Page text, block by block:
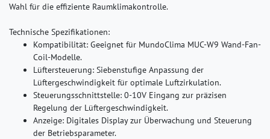
Wahl für die effiziente Raumklimakontrolle.
Technische Spezifikationen:
Kompatibilität: Geeignet für MundoClima MUC-W9 Wand-Fan-
Coil-Modelle.
Lüftersteuerung: Siebenstufige Anpassung der
Lüftergeschwindigkeit für optimale Luftzirkulation.
Steuerungsschnittstelle: 0-10V Eingang zur präzisen
Regelung der Lüftergeschwindigkeit.
Anzeige: Digitales Display zur Überwachung und Steuerung
der Betriebsparameter.